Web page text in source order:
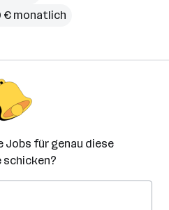
€ monatlich
Jobs für genau diese
schicken?